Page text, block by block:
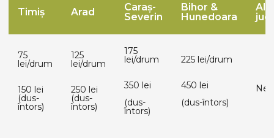
Timiș Arad
Caraș-
Severin
Bihor &
Hunedoara
75
lei/drum
150 lei
(dus-
întors)
125
lei/drum
250 lei
(dus-
întors)
175
lei/drum
350 lei
(dus-
întors)
225 lei/drum
450 lei
(dus-întors)